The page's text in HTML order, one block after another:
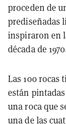
proceden de
prediseñadas
inspiraron en
década de
Las 100 rocas
están
una roca que
una de las